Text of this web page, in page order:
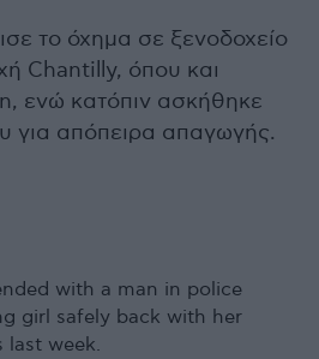
το όχημα σε ξενοδοχείο
Chantilly, όπου και
ενώ κατόπιν ασκήθηκε
για απόπειρα απαγωγής.
with a man in police
girl safely back with her
last week.